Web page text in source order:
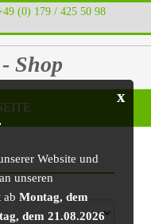
(0) 179 / 425 50 98
Shop
x
Website und
unseren
abMontag, dem
dem 21.08.2026